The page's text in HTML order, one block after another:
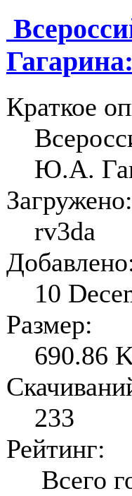
Краткое
Ю.А.
Загружено:
rv3da
10
Размер:
690.86
233
Рейтинг:
Всего